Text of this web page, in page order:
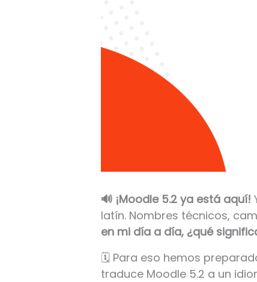
🔊 ¡Moodle 5.2 ya está aquí!
latín. Nombres técnicos,
en mi día a día, ¿qué
🗓️ Para eso hemos
traduce Moodle 5.2 a un